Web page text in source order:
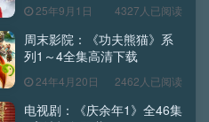
续更新）
25年9月1日 4327人已阅读
周末影院：《功夫熊猫》系
列1～4全集高清下载
24年4月20日 2462人已阅读
电视剧：《庆余年1》全46集